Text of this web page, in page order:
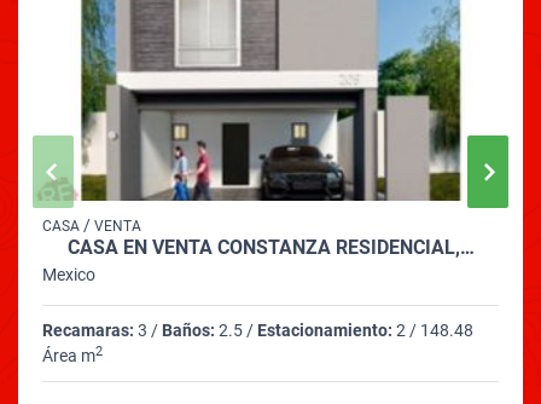
CASA / VENTA
CASA EN VENTA CONSTANZA RESIDENCIAL,…
Mexico
Recamaras: 3 / Baños: 2.5 / Estacionamiento: 2 / 148.48
Área m2